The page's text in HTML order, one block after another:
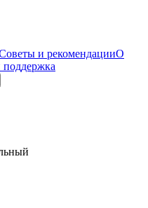
и рекомендацииО